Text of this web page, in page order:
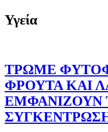
Υγεία
ΤΡΩΜΕ
ΦΡΟΥΤΑ ΚΑΙ
ΕΜΦΑΝΙΖΟΥΝ